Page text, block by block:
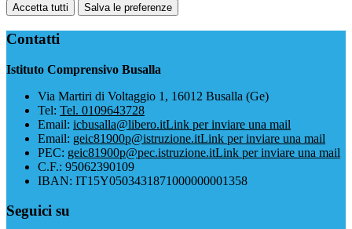
Accetta tutti Salva le preferenze
Contatti
Istituto Comprensivo Busalla
Via Martiri di Voltaggio 1, 16012 Busalla (Ge)
Tel: Tel. 0109643728
Email: icbusalla@libero.itLink per inviare una mail
Email: geic81900p@istruzione.itLink per inviare una mail
PEC: geic81900p@pec.istruzione.itLink per inviare una mail
C.F.: 95062390109
IBAN: IT15Y0503431871000000001358
Seguici su